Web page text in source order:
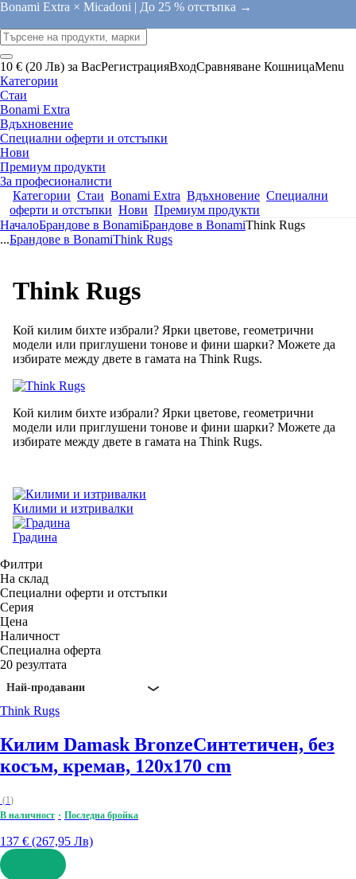
Bonami Extra × Micadoni | До 25 % отстъпка →
10 € (20 Лв) за ВасРегистрацияВходСравняване КошницаMenu
Категории
Стаи
Bonami Extra
Вдъхновение
Специални оферти и отстъпки
Нови
Премиум продукти
За професионалисти
Категории Стаи Bonami Extra Вдъхновение Специални
оферти и отстъпки Нови Премиум продукти
НачалоБрандове в BonamiБрандове в BonamiThink Rugs
...Брандове в BonamiThink Rugs
Think Rugs
Кой килим бихте избрали? Ярки цветове, геометрични
модели или приглушени тонове и фини шарки? Можете да
избирате между двете в гамата на Think Rugs.
Кой килим бихте избрали? Ярки цветове, геометрични
модели или приглушени тонове и фини шарки? Можете да
избирате между двете в гамата на Think Rugs.
Килими и изтривалки
Градина
Филтри
На склад
Специални оферти и отстъпки
Серия
Цена
Наличност
Специална оферта
20 резултата
Най-продавани
Think Rugs
Килим Damask BronzeСинтетичен, без
косъм, кремав, 120x170 cm
(1)
В наличност
Последна бройка
137 € (267,95 Лв)